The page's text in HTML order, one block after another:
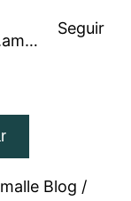
@ribadeando@blogs.amarinha.gal
Seguir
Blog /